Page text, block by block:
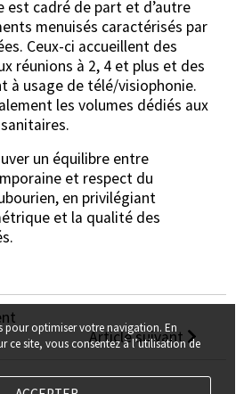
pour optimiser votre navigation. En
ce site, vous consentez à l’utilisation de
est cadré de part et d’autre
menuisés caractérisés par
Ceux-ci accueillent des
réunions à 2, 4 et plus et des
à usage de télé/visiophonie.
les volumes dédiés aux
un équilibre entre
et respect du
en privilégiant
et la qualité des
Article suivant